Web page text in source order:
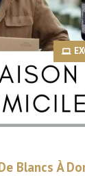
Blancs À